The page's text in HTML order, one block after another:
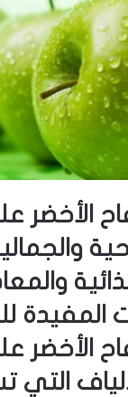
الأخضر
المفيدة
الأخضر